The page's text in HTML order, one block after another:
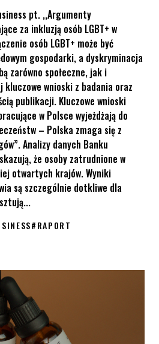
pt. ,,Argumenty
za inkluzją osób LGBT+ w
osób LGBT+ może być
gospodarki, a dyskryminacja
zarówno społeczne, jak i
kluczowe wnioski z badania oraz
publikacji. Kluczowe wnioski
w Polsce wyjeżdżają do
– Polska zmaga się z
Analizy danych Banku
że osoby zatrudnione w
otwartych krajów. Wyniki
są szczególnie dotkliwe dla
#RAPORT